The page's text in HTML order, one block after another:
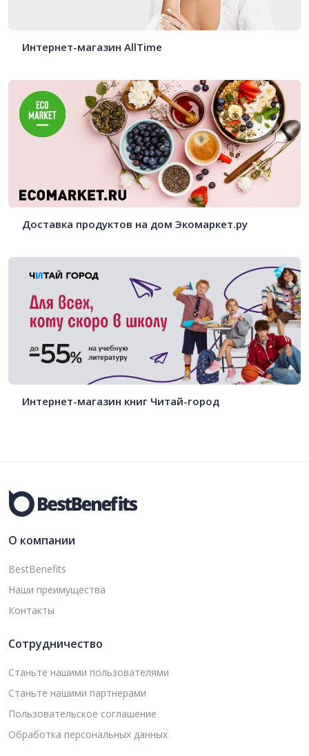
Интернет-магазин AllTime
Доставка продуктов на дом Экомаркет.ру
Интернет-магазин книг Читай-город
О компании
BestBenefits
Наши преимущества
Контакты
Сотрудничество
Станьте нашими пользователями
Станьте нашими партнерами
Пользовательское соглашение
Обработка персональных данных